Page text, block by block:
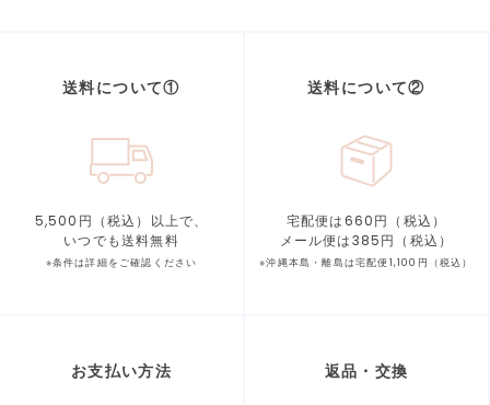
送料について①
5,500円（税込）以上で、
いつでも送料無料
※条件は詳細をご確認ください
送料について②
宅配便は660円（税込）
メール便は385円（税込）
※沖縄本島・離島は宅配便1,100円（税込）
お支払い方法 返品・交換